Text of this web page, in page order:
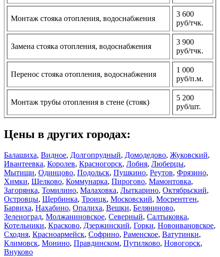
Монтаж стояка отопления, водоснабжения
3 600
руб/тчк.
Замена стояка отопления, водоснабжения
3 900
руб/тчк.
Перенос стояка отопления, водоснабжения
1 000
руб/п.м.
Монтаж трубы отопления в стене (стояк)
5 200
руб/шт.
Цены в других городах:
Балашиха, Видное, Долгопрудный, Домодедово, Жуковский,
Ивантеевка, Королев, Красногорск, Лобня, Люберцы,
Мытищи, Одинцово, Подольск, Пушкино, Реутов, Фрязино,
Химки, Щелково, Коммунарка, Пирогово, Мамонтовка,
Загорянка, Томилино, Малаховка, Лыткарино, Октябрьский,
Островцы, Щербинка, Троицк, Московский, Мосрентген,
Барвиха, Нахабино, Опалиха, Вешки, Беляниново,
Зеленоград, Молжаниновское, Северный, Салтыковка,
Котельники, Красково, Дзержинский, Горки, Новоивановское,
Сходня, Красноармейск, Софрино, Раменское, Ватутинки,
Климовск, Монино, Правдинском, Путилково, Новогорск,
Внуково